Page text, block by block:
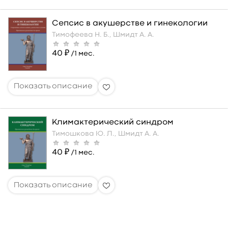
Сепсис в акушерстве и гинекологии
Тимофеева Н. Б., Шмидт А. А.
40 ₽ /1 мес.
Климактерический синдром
Тимошкова Ю. Л., Шмидт А. А.
40 ₽ /1 мес.